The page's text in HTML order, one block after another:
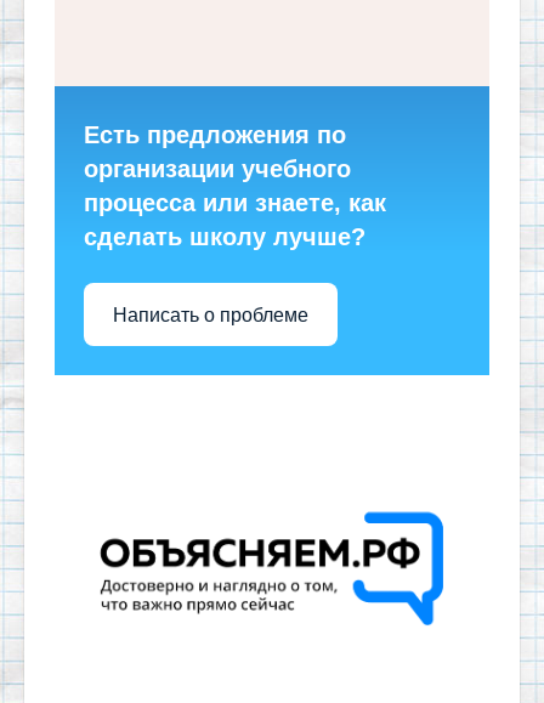
Есть предложения по
организации учебного
процесса или знаете, как
сделать школу лучше?
Написать о проблеме